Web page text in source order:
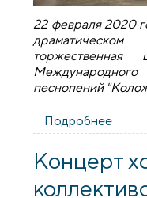
22 февраля 2020
песнопений
Подробнее
Концерт